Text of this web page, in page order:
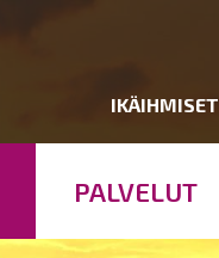
Kohderyhmät
IKÄIHMISET
PALVELUT